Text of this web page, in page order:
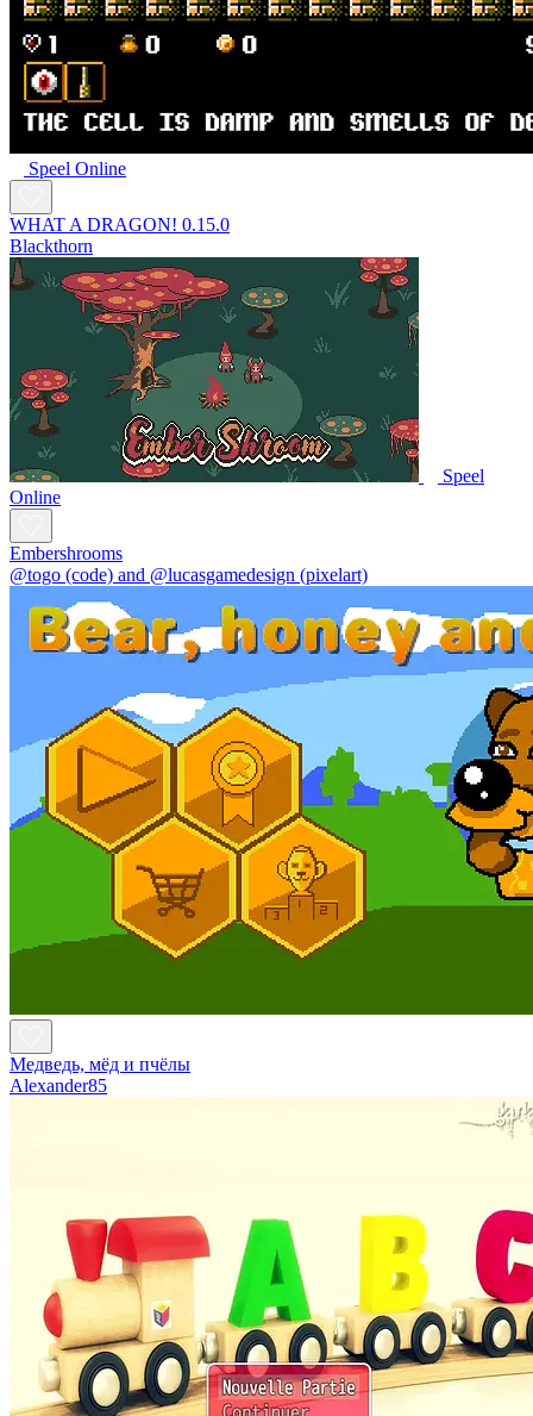
Speel Online
WHAT A DRAGON! 0.15.0
Blackthorn
Speel
Online
Embershrooms
@togo (code) and @lucasgamedesign (pixelart)
Медведь, мёд и пчёлы
Alexander85